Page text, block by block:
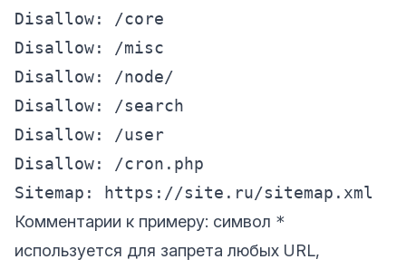
Disallow: /core
Disallow: /misc
Disallow: /node/
Disallow: /search
Disallow: /user
Disallow: /cron.php
Комментарии к примеру: символ *
используется для запрета любых URL,